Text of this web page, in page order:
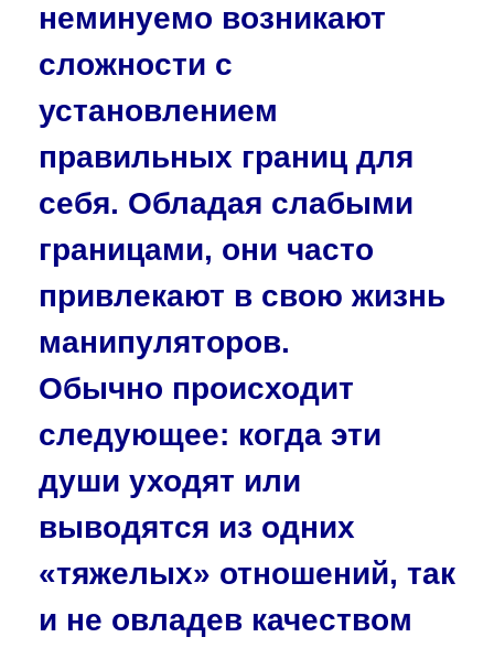
неминуемо возникают
сложности с
установлением
правильных границ для
себя. Обладая слабыми
границами, они часто
привлекают в свою жизнь
манипуляторов.
Обычно происходит
следующее: когда эти
души уходят или
выводятся из одних
«тяжелых» отношений, так
и не овладев качеством